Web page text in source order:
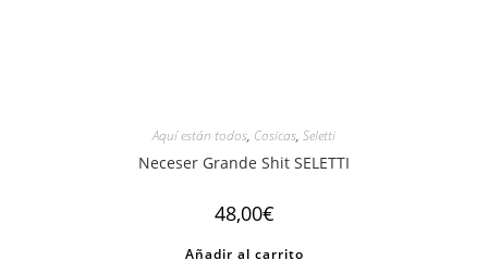
Aquí están todos, Cosicas, Seletti
Neceser Grande Shit SELETTI
48,00€
Añadir al carrito